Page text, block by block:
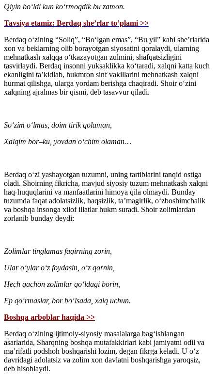
Qiyin boʻldi kun koʻrmoqdik bu zamon.
Tavsiya etamiz: Berdaq she’rlar to’plami >>
Berdaq oʻzining “Soliq”, “Boʻlgan emas”, “Bu yil” kabi sheʼrlarida
xon va beklarning olib borayotgan siyosatini qoralaydi, ularning
mehnatkash xalqqa oʻtkazayotgan zulmini, shafqatsizligini
tasvirlaydi. Berdaq insonni yuksaklikka koʻtaradi, xalqni katta kuch
ekanligini taʼkidlab, hukmron sinf vakillarini mehnatkash xalqni
hurmat qilishga, ularga yordam berishga chaqiradi. Shoir oʻzini
xalqning ajralmas bir qismi, deb tasavvur qiladi.
Soʻzim oʻlmas, doim tirik qolaman,
Xalqim bor–ku, yovdan oʻchim olaman…
Berdaq oʻzi yashayotgan tuzumni, uning tartiblarini tanqid ostiga
oladi. Shoirning fikricha, mavjud siyosiy tuzum mehnatkash xalqni
haq-huquqlarini va manfaatlarini himoya qila olmaydi. Bunday
tuzumda faqat adolatsizlik, haqsizlik, taʼmagirlik, oʻzboshimchalik
va boshqa insonga xilof illatlar hukm suradi. Shoir zolimlardan
zorlanib bunday deydi:
Zolimlar tinglamas faqirning zorin,
Ular oʻylar oʻz foydasin, oʻz qornin,
Hech qachon zolimlar qoʻldagi borin,
Ep qoʻrmaslar, bor boʻlsada, xalq uchun.
Boshqa arboblar haqida >>
Berdaq oʻzining ijtimoiy-siyosiy masalalarga bagʻishlangan
asarlarida, Sharqning boshqa mutafakkirlari kabi jamiyatni odil va
maʼrifatli podshoh boshqarishi lozim, degan fikrga keladi. U oʻz
davridagi adolatsiz va zolim xon davlatni boshqarishga yaroqsiz,
deb hisoblaydi.